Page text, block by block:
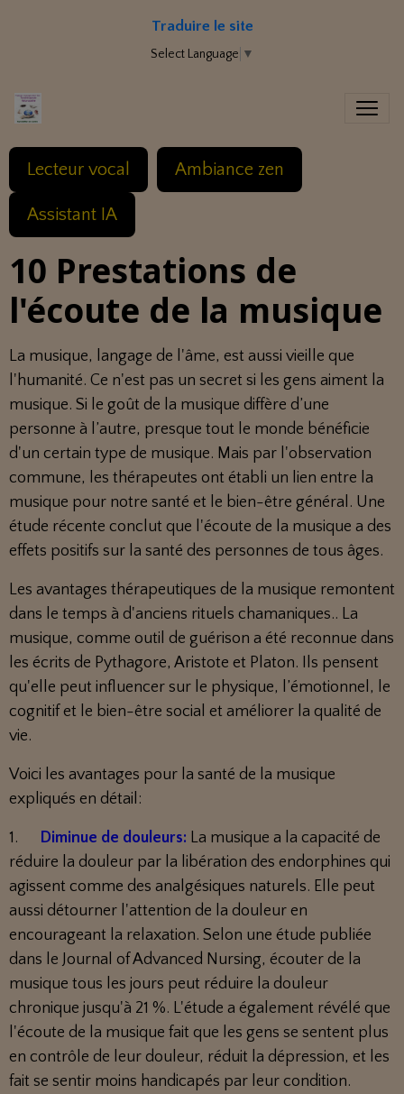
Traduire le site
Select Language ▼
Lecteur vocal Ambiance zen
Assistant IA
10 Prestations de
l'écoute de la musique
La musique, langage de l'âme, est aussi vieille que
l'humanité. Ce n'est pas un secret si les gens aiment la
musique. Si le goût de la musique diffère d’une
personne à l’autre, presque tout le monde bénéficie
d'un certain type de musique. Mais par l'observation
commune, les thérapeutes ont établi un lien entre la
musique pour notre santé et le bien-être général. Une
étude récente conclut que l'écoute de la musique a des
effets positifs sur la santé des personnes de tous âges.
Les avantages thérapeutiques de la musique remontent
dans le temps à d'anciens rituels chamaniques.. La
musique, comme outil de guérison a été reconnue dans
les écrits de Pythagore, Aristote et Platon. Ils pensent
qu'elle peut influencer sur le physique, l’émotionnel, le
cognitif et le bien-être social et améliorer la qualité de
vie.
Voici les avantages pour la santé de la musique
expliqués en détail:
1. Diminue de douleurs: La musique a la capacité de
réduire la douleur par la libération des endorphines qui
agissent comme des analgésiques naturels. Elle peut
aussi détourner l'attention de la douleur en
encourageant la relaxation. Selon une étude publiée
dans le Journal of Advanced Nursing, écouter de la
musique tous les jours peut réduire la douleur
chronique jusqu'à 21 %. L'étude a également révélé que
l'écoute de la musique fait que les gens se sentent plus
en contrôle de leur douleur, réduit la dépression, et les
fait se sentir moins handicapés par leur condition.